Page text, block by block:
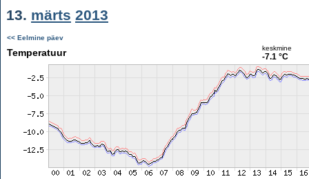
13. märts 2013
<< Eelmine päev
Temperatuur keskmine
-7.1 °C